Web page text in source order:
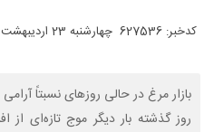
کدخبر: 627536 چهارشنبه 23 اردیبهشت 1405
بازار مرغ در حالی روزهای نسبتاً
روز گذشته بار دیگر موج تازه‌ای